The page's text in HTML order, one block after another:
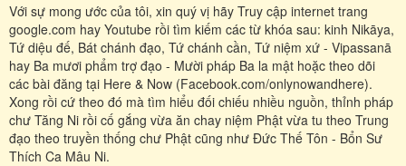
Với sự mong ước của tôi, xin quý vị hãy Truy cập internet trang
google.com hay Youtube rồi tìm kiếm các từ khóa sau: kinh Nikāya,
Tứ diệu đế, Bát chánh đạo, Tứ chánh cần, Tứ niệm xứ - Vipassanā
hay Ba mươi phẩm trợ đạo - Mười pháp Ba la mật hoặc theo dõi
các bài đăng tại Here & Now (Facebook.com/onlynowandhere).
Xong rồi cứ theo đó mà tìm hiểu đối chiếu nhiều nguồn, thỉnh pháp
chư Tăng Ni rồi cố gắng vừa ăn chay niệm Phật vừa tu theo Trung
đạo theo truyền thống chư Phật cũng như Đức Thế Tôn - Bổn Sư
Thích Ca Mâu Ni.